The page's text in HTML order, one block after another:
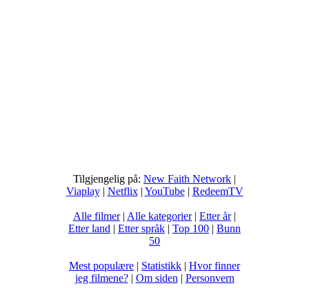
Tilgjengelig på: New Faith Network |
Viaplay| Netflix| YouTube| RedeemTV
Alle filmer| Alle kategorier| Etter år|
Etter land | Etter språk | Top 100 | Bunn
50
Mest populære | Statistikk | Hvor finner
jeg filmene?| Om siden | Personvern